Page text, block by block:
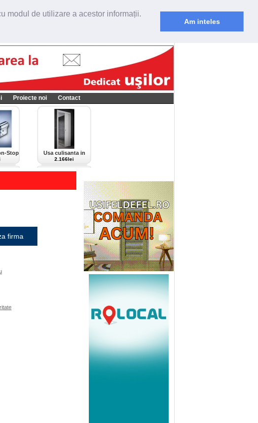
modul de utilizare a acestor informații.
Am inteles
Proiecte noi Contact
Stop
Usa culisanta in
perete Scrigno,
culoare alba-bianco
2.166lei
firma